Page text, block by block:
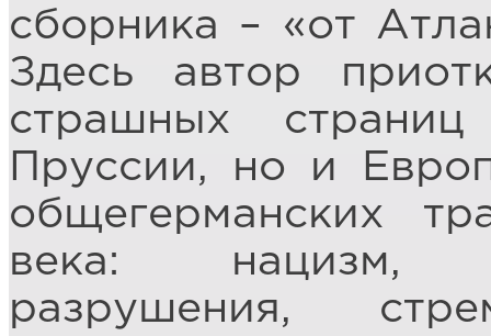
сборника – «от
Здесь автор
страшных
Пруссии, но и
общегерманских
века: нацизм,
разрушения,